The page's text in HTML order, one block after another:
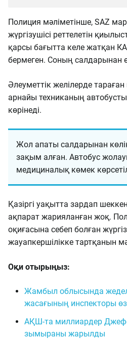
Полиция мәліметінше, SAZ
жүргізушісі реттелетін
қарсы бағытта келе жатқан
бермеген. Соның салдарынан
Әлеуметтік желілерде
арнайы техниканың
көрінеді.
Жол апаты салдарынан
зақым алған. Автобус
медициналық көмек
Қазіргі уақытта зардап
ақпарат жарияланған жоқ.
оқиғасына себеп болған
жауапкершілікке тартқанын
Оқи отырыңыз:
Жамбыл облысында жедел
жасағының инспекторы
АҚШ-та миллиардер
зымыраны жарылды